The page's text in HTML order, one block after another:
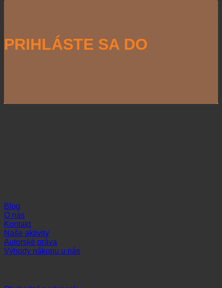
PRIHLÁSTE SA DO
Blog
O nás
Kontakt
Naše aktivity
Autorské práva
Výhody nákupu u nás